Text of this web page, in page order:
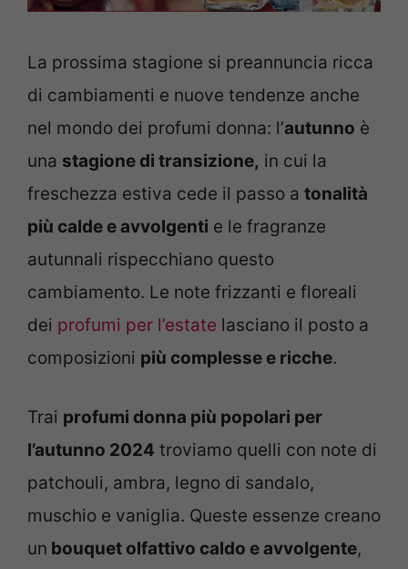
La prossima stagione si preannuncia ricca
di cambiamenti e nuove tendenze anche
nel mondo dei profumi donna: l’autunno è
una stagione di transizione, in cui la
freschezza estiva cede il passo a tonalità
più calde e avvolgenti e le fragranze
autunnali rispecchiano questo
cambiamento. Le note frizzanti e floreali
dei profumi per l’estate lasciano il posto a
composizioni più complesse e ricche.
Trai profumi donna più popolari per
l’autunno 2024 troviamo quelli con note di
patchouli, ambra, legno di sandalo,
muschio e vaniglia. Queste essenze creano
un bouquet olfattivo caldo e avvolgente,